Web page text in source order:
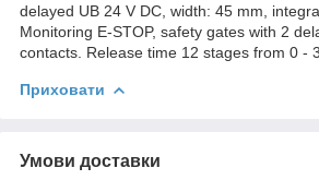
delayed UB 24 V DC, width: 45 mm,
Monitoring E-STOP, safety gates with 2
contacts. Release time 12 stages from 0 -
Приховати
Умови доставки